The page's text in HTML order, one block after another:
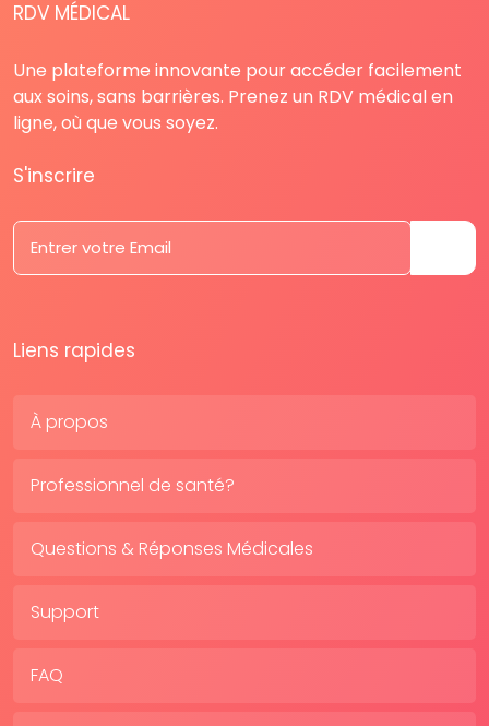
RDV MÉDICAL
Une plateforme innovante pour accéder facilement
aux soins, sans barrières. Prenez un RDV médical en
ligne, où que vous soyez.
S'inscrire
Liens rapides
À propos
Professionnel de santé?
Questions & Réponses Médicales
Support
FAQ